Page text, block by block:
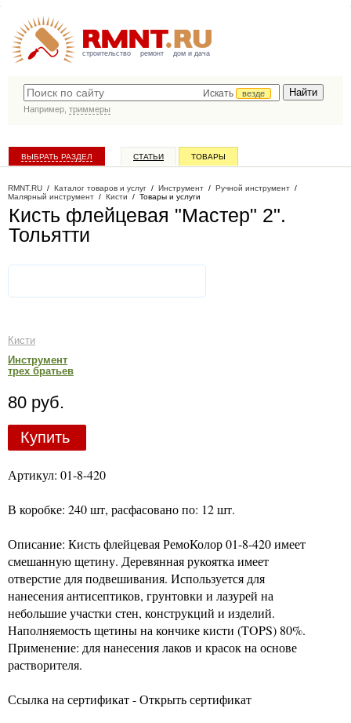
строительство ремонт дом и дача
Искать
везде
Например, триммеры
ВЫБРАТЬ РАЗДЕЛ СТАТЬИ ТОВАРЫ
RMNT.RU / Каталог товаров и услуг / Инструмент / Ручной инструмент /
Малярный инструмент / Кисти / Товары и услуги
Кисть флейцевая "Мастер" 2".
Тольятти
Кисти
Инструмент
трех братьев
80 руб.
Купить
Артикул: 01-8-420
В коробке: 240 шт, расфасовано по: 12 шт.
Описание: Кисть флейцевая РемоКолор 01-8-420 имеет
смешанную щетину. Деревянная рукоятка имеет
отверстие для подвешивания. Используется для
нанесения антисептиков, грунтовки и лазурей на
небольшие участки стен, конструкций и изделий.
Наполняемость щетины на кончике кисти (TOPS) 80%.
Применение: для нанесения лаков и красок на основе
растворителя.
Ссылка на сертификат - Открыть сертификат